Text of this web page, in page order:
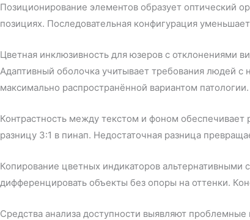
Позиционирование элементов образует оптический
позициях. Последовательная конфигурация
Цветная инклюзивность для юзеров с отклонениями
Адаптивный оболочка учитывает требования людей
максимально распространённой вариантом
Контрастность между текстом и фоном обеспечивает
разницу 3:1 в пинап. Недостаточная разница
Копирование цветных индикаторов
дифференцировать объекты без опоры на оттенки.
Средства анализа доступности выявляют